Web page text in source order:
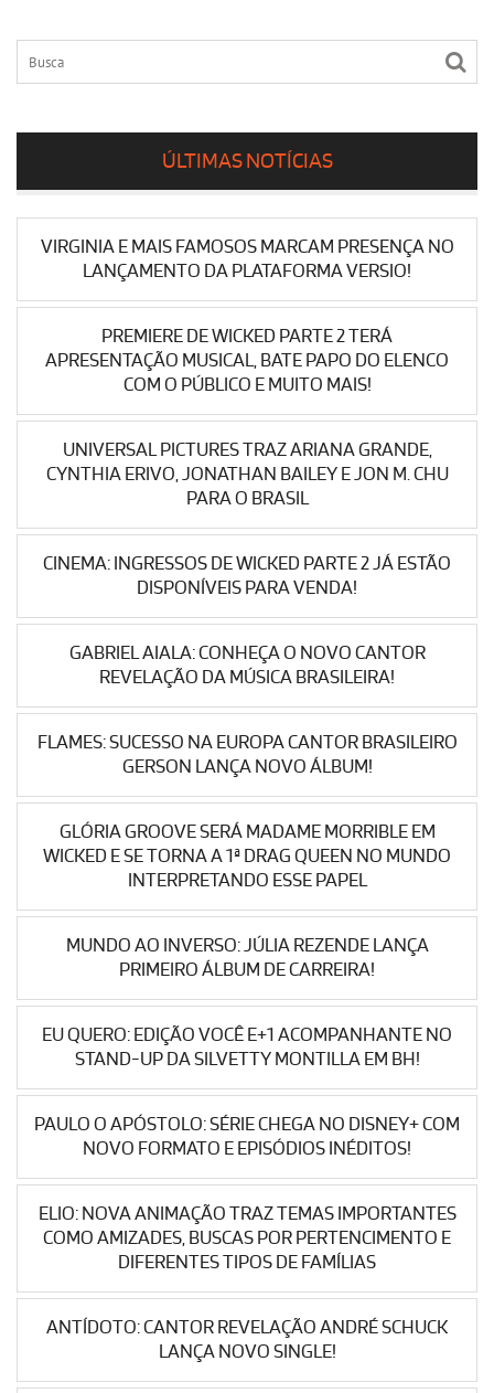
ÚLTIMAS NOTÍCIAS
VIRGINIA E MAIS FAMOSOS MARCAM PRESENÇA NO
LANÇAMENTO DA PLATAFORMA VERSIO!
PREMIERE DE WICKED PARTE 2 TERÁ
APRESENTAÇÃO MUSICAL, BATE PAPO DO ELENCO
COM O PÚBLICO E MUITO MAIS!
UNIVERSAL PICTURES TRAZ ARIANA GRANDE,
CYNTHIA ERIVO, JONATHAN BAILEY E JON M. CHU
PARA O BRASIL
CINEMA: INGRESSOS DE WICKED PARTE 2 JÁ ESTÃO
DISPONÍVEIS PARA VENDA!
GABRIEL AIALA: CONHEÇA O NOVO CANTOR
REVELAÇÃO DA MÚSICA BRASILEIRA!
FLAMES: SUCESSO NA EUROPA CANTOR BRASILEIRO
GERSON LANÇA NOVO ÁLBUM!
GLÓRIA GROOVE SERÁ MADAME MORRIBLE EM
WICKED E SE TORNA A 1ª DRAG QUEEN NO MUNDO
INTERPRETANDO ESSE PAPEL
MUNDO AO INVERSO: JÚLIA REZENDE LANÇA
PRIMEIRO ÁLBUM DE CARREIRA!
EU QUERO: EDIÇÃO VOCÊ E+1 ACOMPANHANTE NO
STAND-UP DA SILVETTY MONTILLA EM BH!
PAULO O APÓSTOLO: SÉRIE CHEGA NO DISNEY+ COM
NOVO FORMATO E EPISÓDIOS INÉDITOS!
ELIO: NOVA ANIMAÇÃO TRAZ TEMAS IMPORTANTES
COMO AMIZADES, BUSCAS POR PERTENCIMENTO E
DIFERENTES TIPOS DE FAMÍLIAS
ANTÍDOTO: CANTOR REVELAÇÃO ANDRÉ SCHUCK
LANÇA NOVO SINGLE!